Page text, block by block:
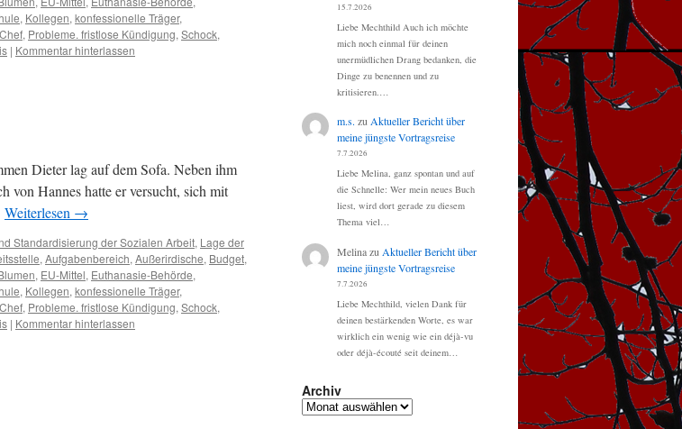
, Kollegen, konfessionelle Träger,
, Probleme. fristlose Kündigung, Schock,
| Kommentar hinterlassen
Dieter lag auf dem Sofa. Neben ihm
von Hannes hatte er versucht, sich mit
Weiterlesen →
Standardisierung der Sozialen Arbeit, Lage der
, Aufgabenbereich, Außerirdische, Budget,
, EU-Mittel, Euthanasie-Behörde,
, Kollegen, konfessionelle Träger,
, Probleme. fristlose Kündigung, Schock,
| Kommentar hinterlassen
15.7.2026
Liebe Mechthild Auch ich möchte
mich noch einmal für deinen
unermüdlichen Drang bedanken, die
Dinge zu benennen und zu
kritisieren.…
m.s. zuAktueller Bericht über
meine jüngste Vortragsreise
7.7.2026
Liebe Melina, ganz spontan und auf
die Schnelle: Wer mein neues Buch
liest, wird dort gerade zu diesem
Thema viel…
Melinazu Aktueller Bericht über
meine jüngste Vortragsreise
7.7.2026
Liebe Mechthild, vielen Dank für
deinen bestärkenden Worte, es war
wirklich ein wenig wie ein déjà-vu
oder déjà-écouté seit deinem…
Archiv
Archiv